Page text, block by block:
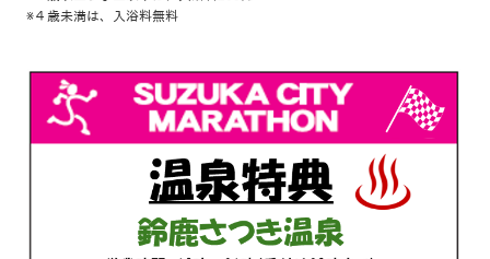
※４歳未満は、入浴料無料